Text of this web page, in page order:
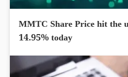
MMTC Share Price hit the
14.95% today